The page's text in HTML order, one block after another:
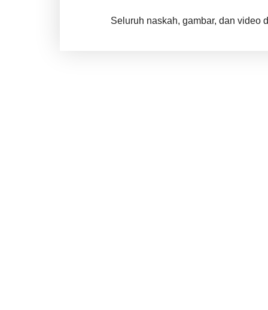
Seluruh naskah, gambar, dan video